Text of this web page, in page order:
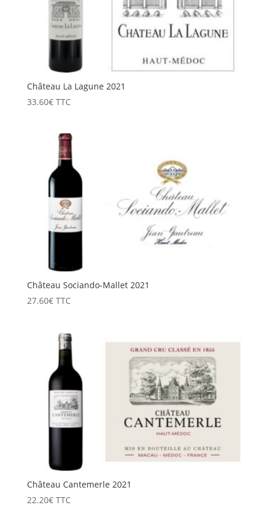
Château La Lagune 2021
33.60€ TTC
Château Sociando-Mallet 2021
27.60€ TTC
Château Cantemerle 2021
22.20€ TTC